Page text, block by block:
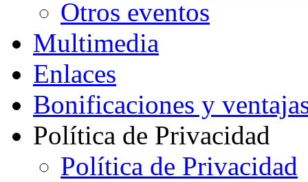
Otros eventos
Multimedia
Enlaces
Bonificaciones y
Política de Privacidad
Política de Privacidad